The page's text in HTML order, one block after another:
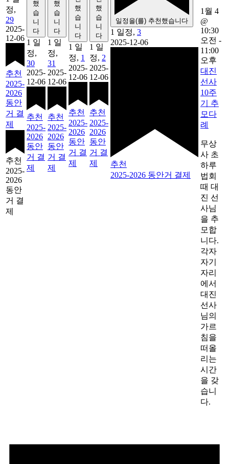
정,
29
2025-
12-06
추천
2025-
2026
동안
거 결
제
추천
2025-
2026
동안
거 결
제
했
습
니
다
1 일
정,
30
2025-
12-06
추천
2025-
2026
동안
거 결
제
했
습
니
다
1 일
정,
31
2025-
12-06
추천
2025-
2026
동안
거 결
제
했
습
니
다
1 일
정, 1
2025-
12-06
추천
2025-
2026
동안
거 결
제
했
습
니
다
1 일
정, 2
2025-
12-06
추천
2025-
2026
동안
거 결
제
일정을(를) 추천했습니다
1 일정, 3
2025-12-06
추천
2025-2026 동안거 결제
1월 4
@
10:30
오전 -
11:00
오후
대진
선사
10주
기 추
모다
례
무상
사 초
하루
법회
때 대
진 선
사님
을 추
모합
니다.
각자
자기
자리
에서
대진
선사
님의
가르
침을
떠올
리는
시간
을 갖
습니
다.